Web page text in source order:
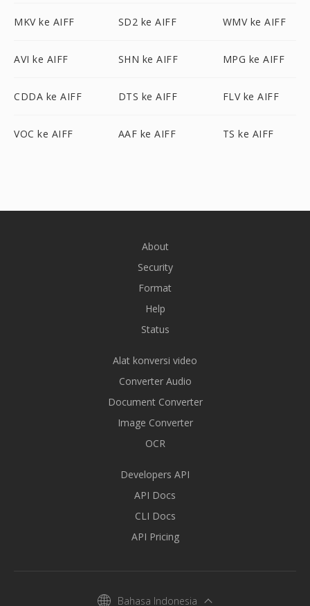
MKV ke AIFF SD2 ke AIFF WMV ke AIFF
AVI ke AIFF SHN ke AIFF MPG ke AIFF
CDDA ke AIFF DTS ke AIFF FLV ke AIFF
VOC ke AIFF AAF ke AIFF TS ke AIFF
About
Security
Format
Help
Status
Alat konversi video
Converter Audio
Document Converter
Image Converter
OCR
Developers API
API Docs
CLI Docs
API Pricing
Bahasa Indonesia